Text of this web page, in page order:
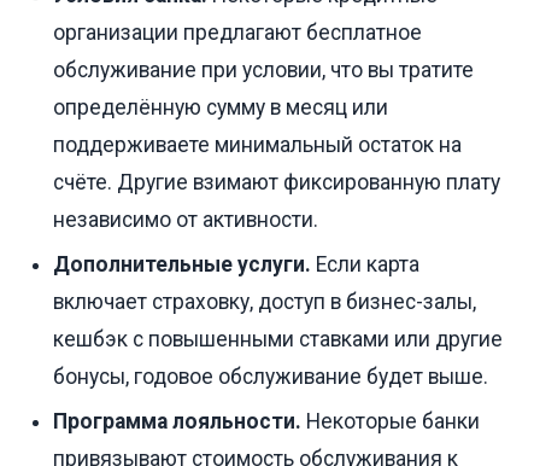
организации предлагают бесплатное
обслуживание при условии, что вы тратите
определённую сумму в месяц или
поддерживаете минимальный остаток на
счёте. Другие взимают фиксированную плату
независимо от активности.
Дополнительные услуги. Если карта
включает страховку, доступ в бизнес-залы,
кешбэк с повышенными ставками или другие
бонусы, годовое обслуживание будет выше.
Программа лояльности. Некоторые банки
привязывают стоимость обслуживания к